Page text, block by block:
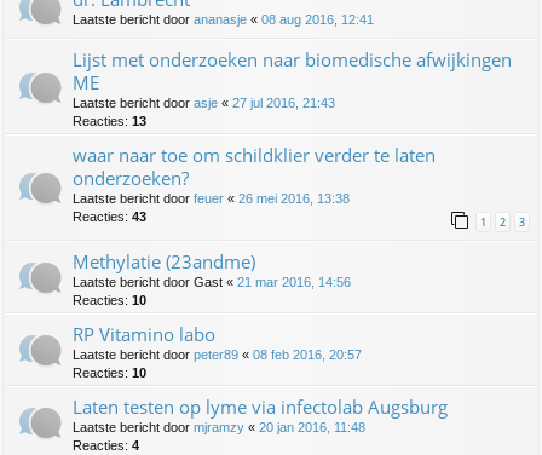
Laatste bericht door ananasje « 08 aug 2016, 12:41
Lijst met onderzoeken naar biomedische afwijkingen
ME
Laatste bericht door asje « 27 jul 2016, 21:43
Reacties: 13
waar naar toe om schildklier verder te laten
onderzoeken?
Laatste bericht door feuer « 26 mei 2016, 13:38
Reacties: 43 1 2 3
Methylatie (23andme)
Laatste bericht door Gast « 21 mar 2016, 14:56
Reacties: 10
RP Vitamino labo
Laatste bericht door peter89 « 08 feb 2016, 20:57
Reacties: 10
Laten testen op lyme via infectolab Augsburg
Laatste bericht door mjramzy « 20 jan 2016, 11:48
Reacties: 4